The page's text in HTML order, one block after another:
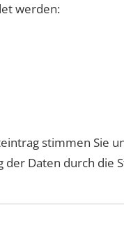
werden:
stimmen Sie
Daten durch die